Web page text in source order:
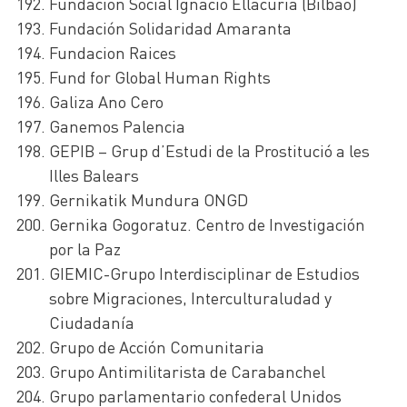
Fundación Solidaridad Amaranta
Fundacion Raices
Fund for Global Human Rights
Galiza Ano Cero
Ganemos Palencia
GEPIB – Grup d’Estudi de la Prostitució a les
Illes Balears
Gernikatik Mundura ONGD
Gernika Gogoratuz. Centro de Investigación
por la Paz
GIEMIC-Grupo Interdisciplinar de Estudios
sobre Migraciones, Interculturaludad y
Ciudadanía
Grupo de Acción Comunitaria
Grupo Antimilitarista de Carabanchel
Grupo parlamentario confederal Unidos